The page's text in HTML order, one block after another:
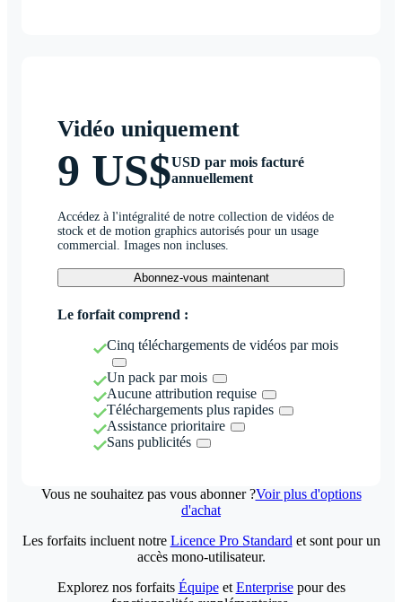
Vidéo uniquement
9 US$USD par mois facturé
annuellement
Accédez à l'intégralité de notre collection de vidéos de
stock et de motion graphics autorisés pour un usage
commercial. Images non incluses.
Abonnez-vous maintenant
Le forfait comprend :
Cinq téléchargements de vidéos par mois
Un pack par mois
Aucune attribution requise
Téléchargements plus rapides
Assistance prioritaire
Sans publicités
Vous ne souhaitez pas vous abonner ?Voir plus d'options
d'achat
Les forfaits incluent notre Licence Pro Standard et sont pour un
accès mono-utilisateur.
Explorez nos forfaits Équipeet Enterprisepour des